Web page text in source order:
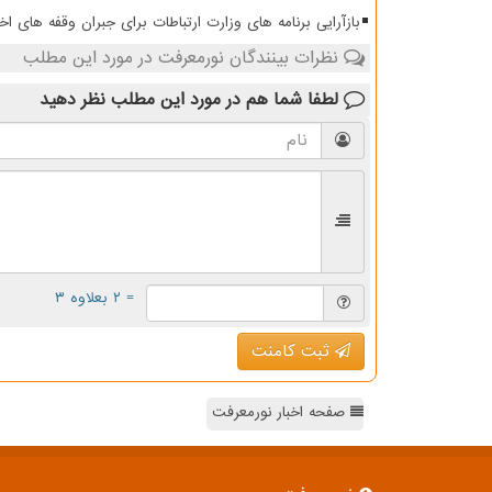
بازآرایی برنامه های وزارت ارتباطات برای جبران وقفه های
نظرات بینندگان نورمعرفت در مورد این مطلب
لطفا شما هم در مورد این مطلب نظر دهید
= ۲ بعلاوه ۳
ثبت کامنت
صفحه اخبار نورمعرفت